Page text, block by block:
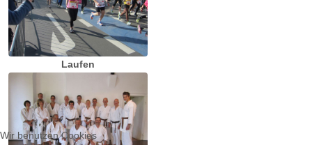
Laufen
Wir benutzen Cookies